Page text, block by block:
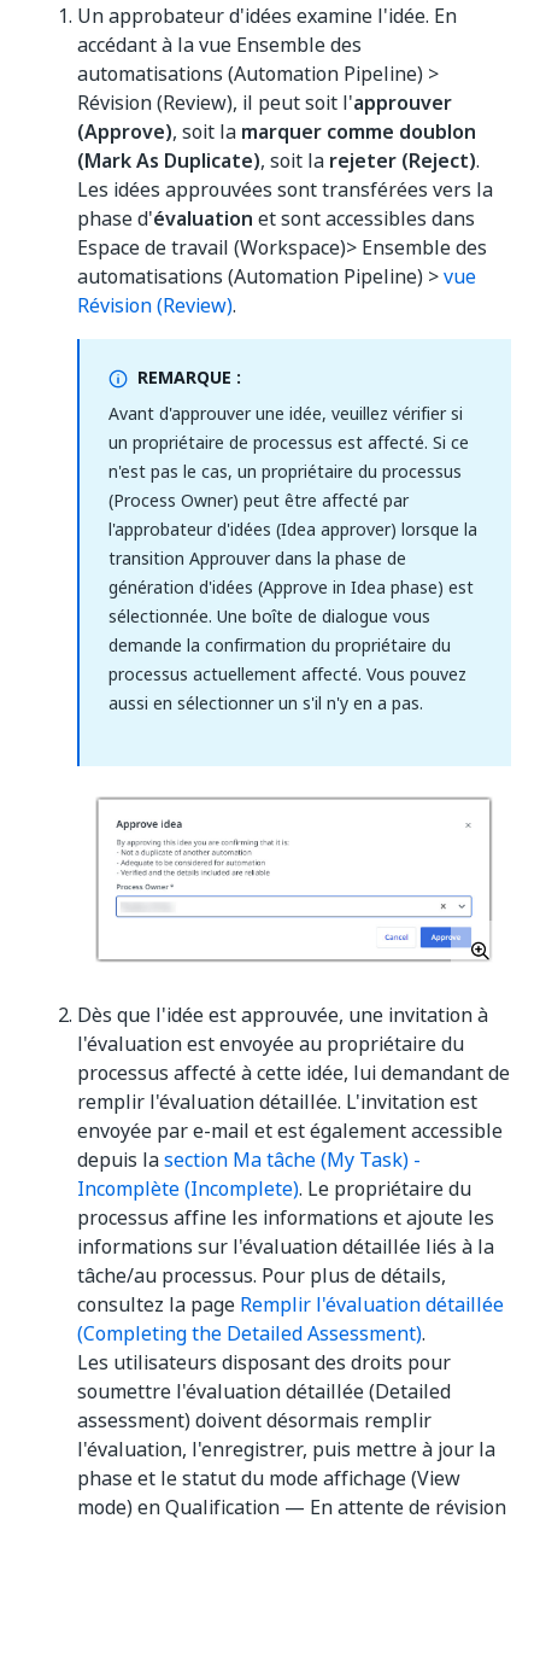
Un approbateur d'idées examine l'idée. En
accédant à la vue Ensemble des
automatisations (Automation Pipeline) >
Révision (Review), il peut soit l'approuver
(Approve), soit la marquer comme doublon
(Mark As Duplicate), soit la rejeter (Reject).
Les idées approuvées sont transférées vers la
phase d'évaluation et sont accessibles dans
Espace de travail (Workspace)> Ensemble des
automatisations (Automation Pipeline) >vue
Révision (Review).
REMARQUE :
Avant d'approuver une idée, veuillez vérifier si
un propriétaire de processus est affecté. Si ce
n'est pas le cas, un propriétaire du processus
(Process Owner) peut être affecté par
l'approbateur d'idées (Idea approver) lorsque la
transition Approuver dans la phase de
génération d'idées (Approve in Idea phase) est
sélectionnée. Une boîte de dialogue vous
demande la confirmation du propriétaire du
processus actuellement affecté. Vous pouvez
aussi en sélectionner un s'il n'y en a pas.
Dès que l'idée est approuvée, une invitation à
l'évaluation est envoyée au propriétaire du
processus affecté à cette idée, lui demandant de
remplir l'évaluation détaillée. L'invitation est
envoyée par e-mail et est également accessible
depuis lasection Ma tâche (My Task) -
Incomplète (Incomplete). Le propriétaire du
processus affine les informations et ajoute les
informations sur l'évaluation détaillée liés à la
tâche/au processus. Pour plus de détails,
consultez la page Remplir l'évaluation détaillée
(Completing the Detailed Assessment).
Les utilisateurs disposant des droits pour
soumettre l'évaluation détaillée (Detailed
assessment) doivent désormais remplir
l'évaluation, l'enregistrer, puis mettre à jour la
phase et le statut du mode affichage (View
mode) en Qualification — En attente de révision